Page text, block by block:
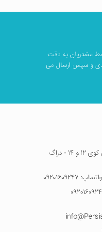
مشتریان به دقت
و سپس ارسال می
قم-خیابان مصلی - بین کوی 12 و 14 - دراگ